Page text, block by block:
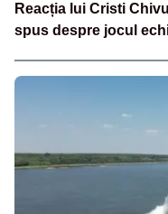
Reacția lui Cristi
spus despre jocul